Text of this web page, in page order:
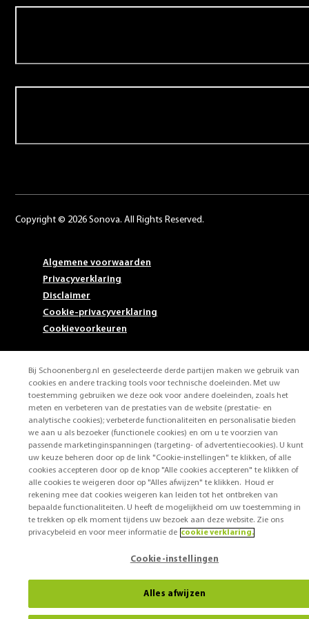
Copyright © 2026 Sonova. All Rights Reserved.
Algemene voorwaarden
Privacyverklaring
Disclaimer
Cookie-privacyverklaring
Cookievoorkeuren
Bij Schoonenberg.nl en geselecteerde derde partijen maken we gebruik van
cookies en andere tracking tools voor technische doeleinden. Met uw
toestemming gebruiken we deze ook voor andere doeleinden, zoals het
meten en verbeteren van de prestaties van de website (prestatie- en
analytische cookies); verbeterde functionaliteiten en personalisatie bieden
we aan u als bezoeker (functionele cookies) en om u te voorzien van
passende marketinginspanningen (targeting- of advertentiecookies). U kunt
uw keuze beheren door op de link "Cookie-instellingen" te klikken, of alle
cookies accepteren door op de knop "Alle cookies accepteren" te klikken of
alle cookies te weigeren door op "Alles afwijzen" te klikken. Houd er
rekening mee dat cookies weigeren kan leiden tot het ontbreken van
bepaalde functionaliteiten. U heeft de mogelijkheid om uw toestemming in
te trekken op elk moment tijdens uw bezoek aan deze website. Zie ons
privacybeleid en voor meer informatie de cookie verklaring.
Cookie-instellingen
Alles afwijzen